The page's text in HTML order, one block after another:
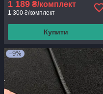
1 189 ₴/комплект
1 300 ₴/комплект
Купити
–9%